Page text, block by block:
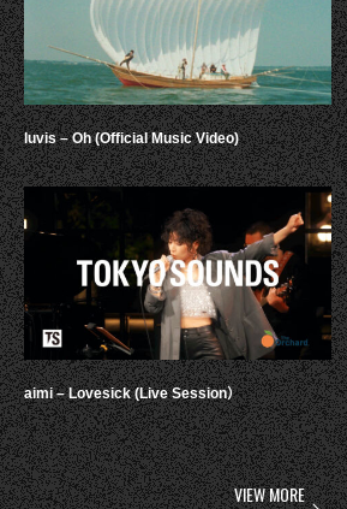
luvis – Oh (Official Music Video)
aimi – Lovesick (Live Session）
VIEW MORE